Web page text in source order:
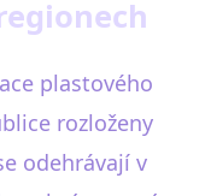
plastového
rozloženy
odehrávají v